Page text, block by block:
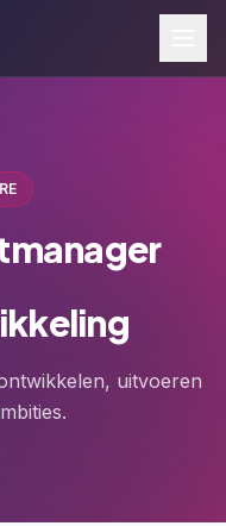
uitvoeren